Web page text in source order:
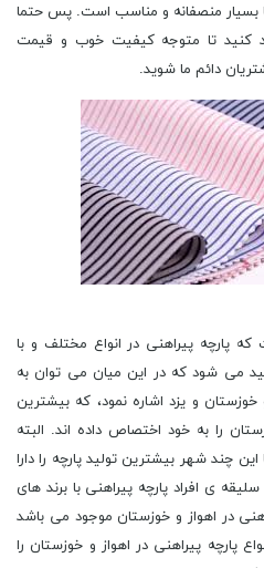
بسیار منصفانه و مناسب است. پس حتما
کنید تا متوجه کیفیت خوب و قیمت
دائم ما شوید.
پارچه پیراهنی در انواع مختلف و با
می شود که در این میان می توان به
و یزد اشاره نمود، که بیشترین
را به خود اختصاص داده اند. البته
چند شهر بیشترین تولید پارچه را دارا
ی افراد پارچه پیراهنی با برند های
در اهواز و خوزستان موجود می باشد
پارچه پیراهنی در اهواز و خوزستان را